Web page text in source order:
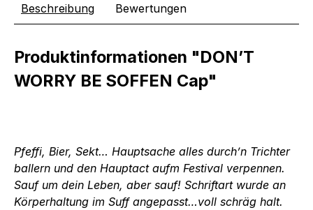
Beschreibung Bewertungen
Produktinformationen "DON’T
WORRY BE SOFFEN Cap"
Pfeffi, Bier, Sekt… Hauptsache alles durch’n Trichter
ballern und den Hauptact aufm Festival verpennen.
Sauf um dein Leben, aber sauf! Schriftart wurde an
Körperhaltung im Suff angepasst…voll schräg halt.